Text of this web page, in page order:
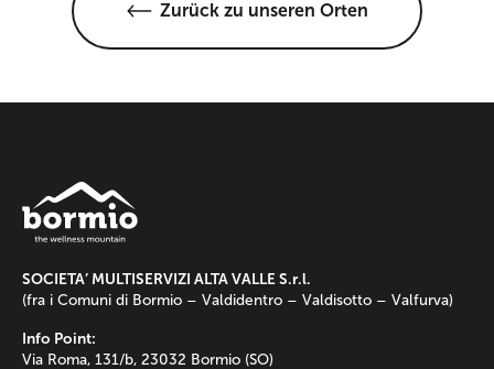
Zurück zu unseren Orten
SOCIETA’ MULTISERVIZI ALTA VALLE S.r.l.
(fra i Comuni di Bormio – Valdidentro – Valdisotto – Valfurva)
Info Point:
Via Roma, 131/b, 23032 Bormio (SO)